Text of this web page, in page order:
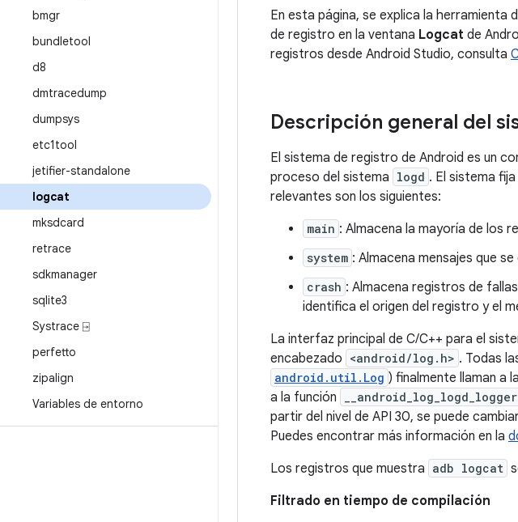
bmgr
bundletool
d8
dmtracedump
dumpsys
etc1tool
jetifier-standalone
logcat
mksdcard
retrace
sdkmanager
sqlite3
Systrace ⍈
perfetto
zipalign
Variables de entorno
En esta página, se explica la herramienta
de registro en la ventana Logcat de
registros desde Android Studio, consulta
Descripción general del
El sistema de registro de Android es un
proceso del sistema logd . El sistema
relevantes son los siguientes:
main : Almacena la mayoría de los
system : Almacena mensajes que
crash : Almacena registros de
identifica el origen del registro y el
La interfaz principal de C/C++ para el
encabezado <android/log.h> . Todas
android.util.Log ) finalmente llaman a
a la función
__android_log_logd_logger
partir del nivel de API 30, se puede
Puedes encontrar más información en la
Los registros que muestra adb logcat
Filtrado en tiempo de compilación